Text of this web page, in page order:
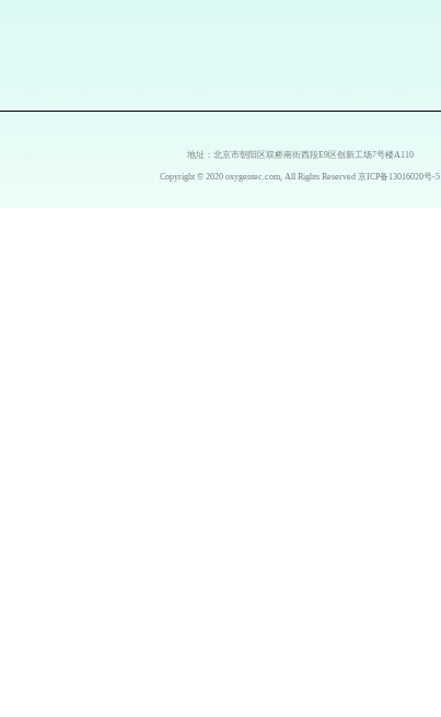
地址：北京市朝阳区双桥南街西段E9区创新工场7号楼A110
Copyright © 2020 oxygentec.com, All Rights Reserved 京ICP备13016020号-5